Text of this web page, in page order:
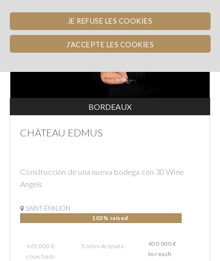
JE REFUSE LES COOKIES
J'ACCEPTE LES COOKIES
BORDEAUX
CHÂTEAU EDMUS
Construcción de una nueva bodega con 30 Wine
Angels
SAINT-ÉMILION
103% raised
465 000 €
cosechado
5 años después
450 000 €
to reach